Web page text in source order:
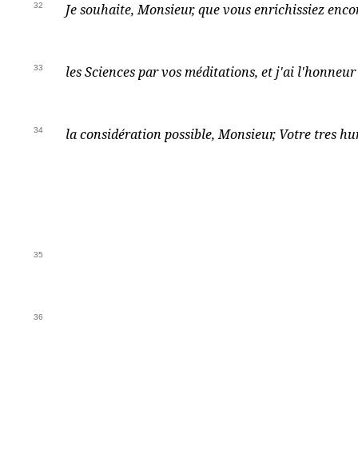
32 Je souhaite, Monsieur, que vous enrichissiez
33 les Sciences par vos méditations, et j'ai
34 la considération possible, Monsieur, Votre tres
35
36